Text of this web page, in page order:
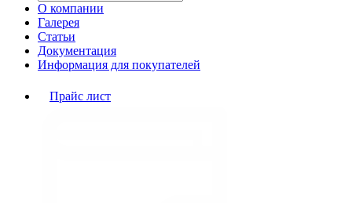
О компании
Галерея
Статьи
Документация
Информация для покупателей
Прайс лист